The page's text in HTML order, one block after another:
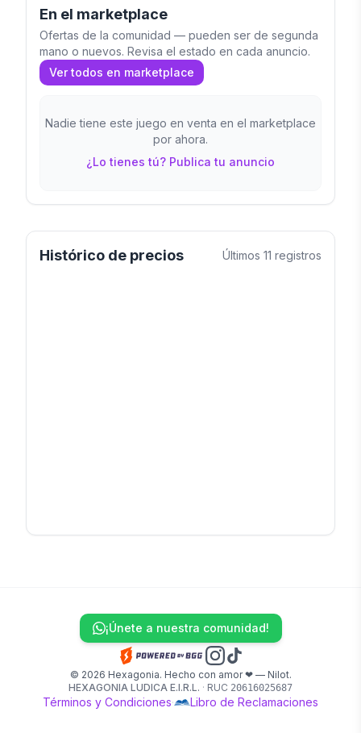
En el marketplace
Ofertas de la comunidad — pueden ser de segunda
mano o nuevos. Revisa el estado en cada anuncio.
Ver todos en marketplace
Nadie tiene este juego en venta en el marketplace
por ahora.
¿Lo tienes tú? Publica tu anuncio
Histórico de precios Últimos 11 registros
© 2026 Hexagonia. Hecho con amor ❤ — Nilot.
HEXAGONIA LUDICA E.I.R.L. · RUC 20616025687
Términos y Condiciones· Libro de Reclamaciones
¡Únete a nuestra comunidad!